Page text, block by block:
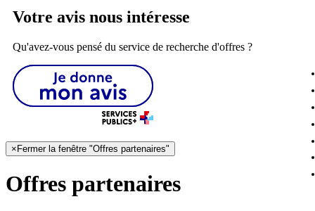
Votre avis nous intéresse
Qu'avez-vous pensé du service de recherche d'offres ?
× Fermer la fenêtre "Offres partenaires"
Offres partenaires